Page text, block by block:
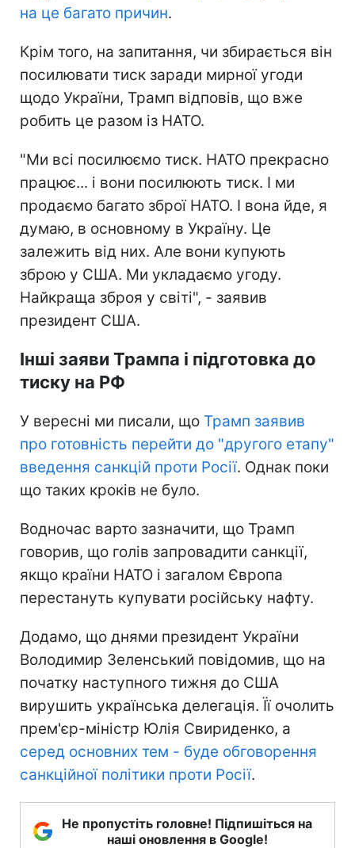
на це багато причин.
Крім того, на запитання, чи збирається він
посилювати тиск заради мирної угоди
щодо України, Трамп відповів, що вже
робить це разом із НАТО.
"Ми всі посилюємо тиск. НАТО прекрасно
працює... і вони посилюють тиск. І ми
продаємо багато зброї НАТО. І вона йде, я
думаю, в основному в Україну. Це
залежить від них. Але вони купують
зброю у США. Ми укладаємо угоду.
Найкраща зброя у світі", - заявив
президент США.
Інші заяви Трампа і підготовка до
тиску на РФ
У вересні ми писали, що Трамп заявив
про готовність перейти до "другого етапу"
введення санкцій проти Росії. Однак поки
що таких кроків не було.
Водночас варто зазначити, що Трамп
говорив, що голів запровадити санкції,
якщо країни НАТО і загалом Європа
перестануть купувати російську нафту.
Додамо, що днями президент України
Володимир Зеленський повідомив, що на
початку наступного тижня до США
вирушить українська делегація. Її очолить
прем'єр-міністр Юлія Свириденко, а
серед основних тем - буде обговорення
санкційної політики проти Росії.
Не пропустіть головне! Підпишіться на
наші оновлення в Google!